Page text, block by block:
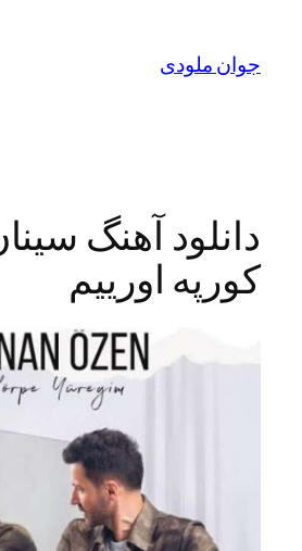
آهنگ سینان اوزن
اورییم